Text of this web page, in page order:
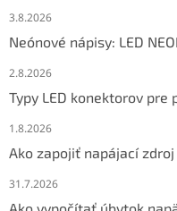
3.8.2026
Neónové nápisy: LED
2.8.2026
Typy LED konektorov pre
1.8.2026
Ako zapojiť napájací zdroj
31.7.2026